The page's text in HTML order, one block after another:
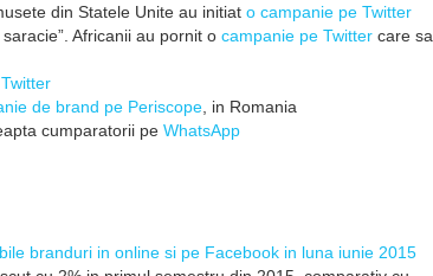
din Statele Unite au initiat o campanie pe Twitter
Africanii au pornit o campanie pe Twitter care sa
Twitter
de brand pe Periscope , in Romania
cumparatorii pe WhatsApp
branduri in online si pe Facebook in luna iunie 2015